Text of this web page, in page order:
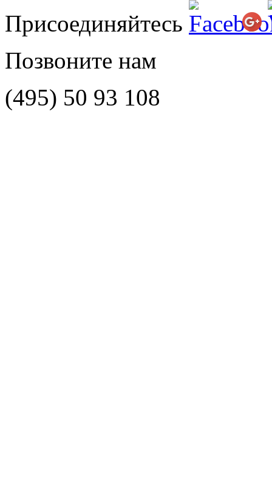
Присоединяйтесь
Позвоните нам
(495) 50 93 108